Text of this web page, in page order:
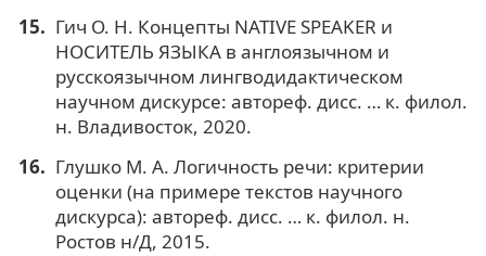
Гич О. Н. Концепты NATIVE SPEAKER и
НОСИТЕЛЬ ЯЗЫКА в англоязычном и
русскоязычном лингводидактическом
научном дискурсе: автореф. дисс. … к. филол.
н. Владивосток, 2020.
Глушко М. А. Логичность речи: критерии
оценки (на примере текстов научного
дискурса): автореф. дисс. … к. филол. н.
Ростов н/Д, 2015.